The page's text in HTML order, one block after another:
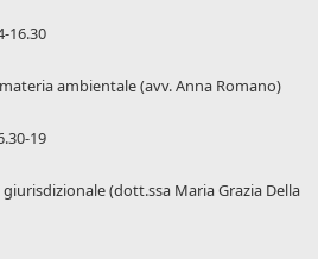
16.30
ambientale (avv. Anna Romano)
19
(dott.ssa Maria Grazia Della